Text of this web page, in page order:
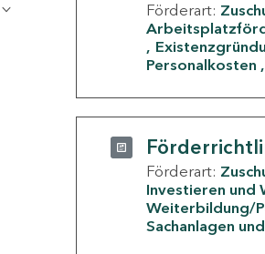
Förderart:
Personalkosten
Förderart:
Investieren und
Weiterbildung/
Sachanlagen